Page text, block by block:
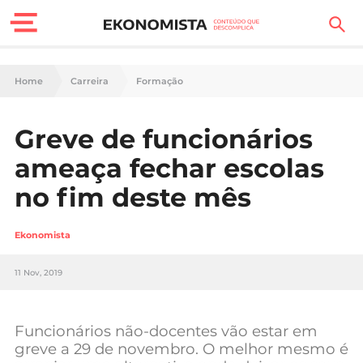
Finanças Pessoais
Carreira
Casa
Lifestyle
Sociedade
Negócios
Home Carreira Formação
Greve de funcionários
ameaça fechar escolas
no fim deste mês
Ekonomista
11 Nov, 2019
Funcionários não-docentes vão estar em
greve a 29 de novembro. O melhor mesmo é